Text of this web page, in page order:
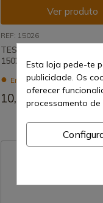
Ver produto
REF: 15026
TESOURA DE COSTURA
15026.
Envio de 7-15 dias
10,41 €
Esta loja pede-te
publicidade. Os
oferecer
processamento